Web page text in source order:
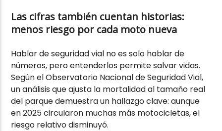
Las cifras también cuentan historias:
menos riesgo por cada moto nueva
Hablar de seguridad vial no es solo hablar de
números, pero entenderlos permite salvar vidas.
Según el Observatorio Nacional de Seguridad Vial,
un análisis que ajusta la mortalidad al tamaño real
del parque demuestra un hallazgo clave: aunque
en 2025 circularon muchas más motocicletas, el
riesgo relativo disminuyó.